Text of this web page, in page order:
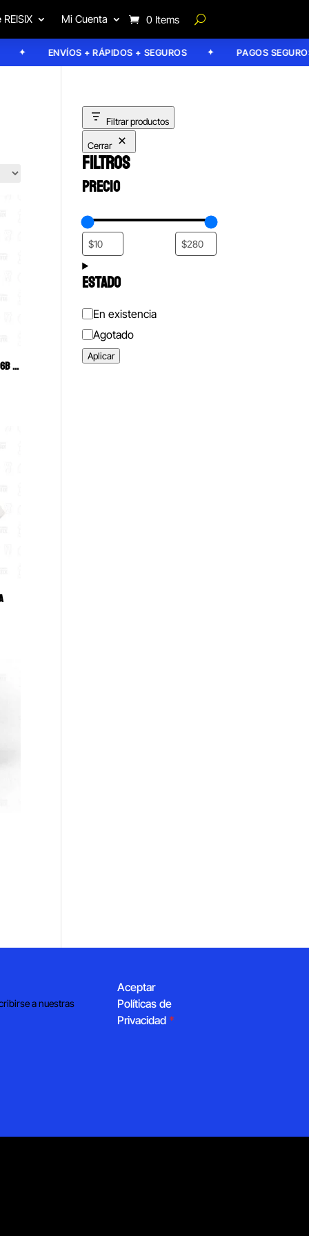
Mi Cuenta 0 Items
ENVÍOS + RÁPIDOS + SEGUROS PAGOS SEGUROS
GODETE DAPEN METÁLICO PESADO 6B (318)
Filtrar productos
Cerrar
FILTROS
PRECIO
ESTADO
Estado
En existencia
Agotado
Aplicar
a nuestras
Aceptar
Políticas de
Privacidad *